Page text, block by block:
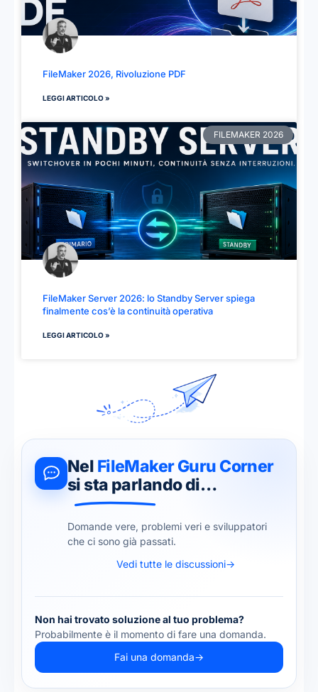
FileMaker 2026, Rivoluzione PDF
LEGGI ARTICOLO »
FILEMAKER 2026
FileMaker Server 2026: lo Standby Server spiega
finalmente cos’è la continuità operativa
LEGGI ARTICOLO »
Nel FileMaker Guru Corner
si sta parlando di…
Domande vere, problemi veri e sviluppatori
che ci sono già passati.
Vedi tutte le discussioni→
Non hai trovato soluzione al tuo problema?
Probabilmente è il momento di fare una domanda.
Fai una domanda→